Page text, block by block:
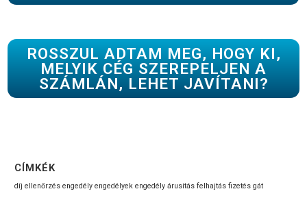
ROSSZUL ADTAM MEG, HOGY KI,
MELYIK CÉG SZEREPELJEN A
SZÁMLÁN, LEHET JAVÍTANI?
CÍMKÉK
díj ellenőrzés engedély engedélyek engedély árusítás felhajtás fizetés gát